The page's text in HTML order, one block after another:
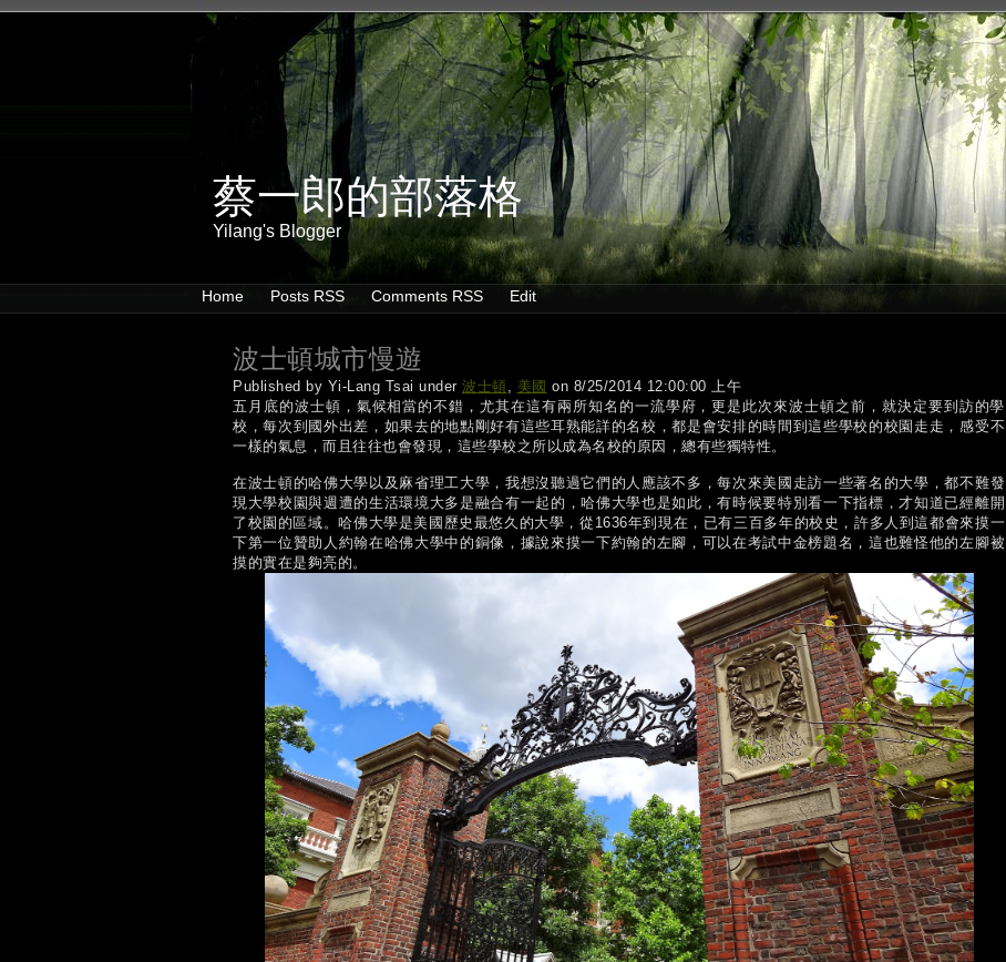
蔡一郎的部落格
Yilang's Blogger
Home Posts RSS Comments RSS Edit
波士頓城市慢遊
Published by Yi-Lang Tsai under 波士頓, 美國 on 8/25/2014 12:00:00 上午
五月底的波士頓，氣候相當的不錯，尤其在這有兩所知名的一流學府，更是此次來波士頓之前，就決定要到訪的學
校，每次到國外出差，如果去的地點剛好有這些耳熟能詳的名校，都是會安排的時間到這些學校的校園走走，感受不
一樣的氣息，而且往往也會發現，這些學校之所以成為名校的原因，總有些獨特性。
在波士頓的哈佛大學以及麻省理工大學，我想沒聽過它們的人應該不多，每次來美國走訪一些著名的大學，都不難發
現大學校園與週遭的生活環境大多是融合有一起的，哈佛大學也是如此，有時候要特別看一下指標，才知道已經離開
了校園的區域。哈佛大學是美國歷史最悠久的大學，從1636年到現在，已有三百多年的校史，許多人到這都會來摸一
下第一位贊助人約翰在哈佛大學中的銅像，據說來摸一下約翰的左腳，可以在考試中金榜題名，這也難怪他的左腳被
摸的實在是夠亮的。